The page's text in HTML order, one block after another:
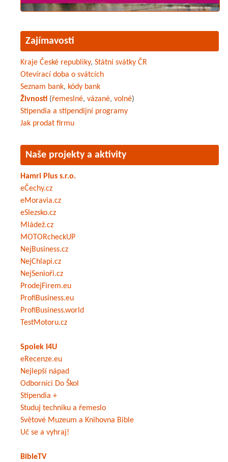
Zajímavosti
Kraje České republiky, Státní svátky ČR
Otevírací doba o svátcích
Seznam bank, kódy bank
Živnosti (řemeslné, vázané, volné)
Stipendia a stipendijní programy
Jak prodat firmu
Naše projekty a aktivity
Hamri Plus s.r.o.
eČechy.cz
eMoravia.cz
eSlezsko.cz
Mládež.cz
MOTORcheckUP
NejBusiness.cz
NejChlapi.cz
NejSenioři.cz
ProdejFirem.eu
ProfiBusiness.eu
ProfiBusiness.world
TestMotoru.cz
Spolek I4U
eRecenze.eu
Nejlepší nápad
Odborníci Do Škol
Stipendia +
Studuj techniku a řemeslo
Světové Muzeum a Knihovna Bible
Uč se a vyhraj!
BibleTV